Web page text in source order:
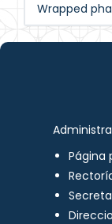
Wrapped
Página